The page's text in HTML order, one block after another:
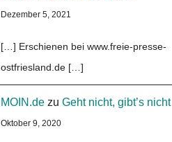
Dezember 5, 2021
[…] Erschienen bei www.freie-presse-
ostfriesland.de […]
MOIN.de zuGeht nicht, gibt’s nicht
Oktober 9, 2020